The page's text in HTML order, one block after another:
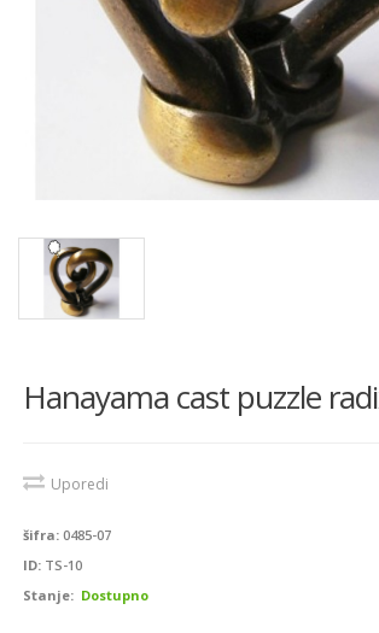
Hanayama cast puzzle
Uporedi
šifra: 0485-07
ID: TS-10
Stanje: Dostupno